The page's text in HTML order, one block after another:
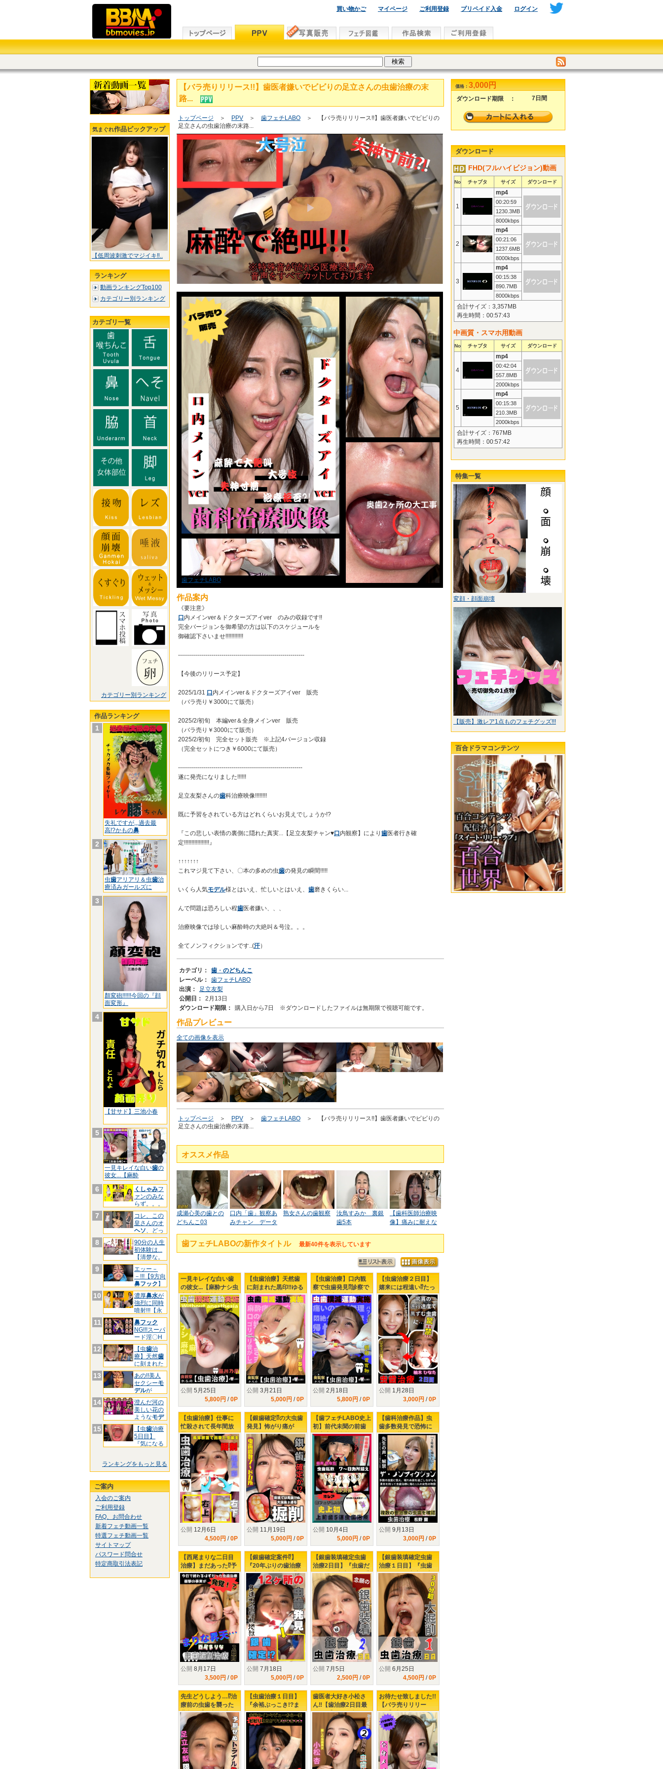
買い物かご マイページ ご利用登録 プリペイド入金 ログイン
気まぐれ作品ピックアップ
【低周波刺激でマジイキ‼..
ランキング
動画ランキングTop100
カテゴリー別ランキング
カテゴリ一覧
カテゴリー別ランキング
作品ランキング
1
失礼ですが,,,過去最
高!?かもの鼻
2
虫歯アリアリ＆虫歯治
療済みガールズに
3
顏変砲!!!!!!今回の『顔
面変形』
4
【甘サド】三池小春
5
一見キレイな白い歯の
彼女...【麻酔
6 くしゃみフ
ァンのみな
らず。。。
【三池
7
コレ、この
皇さんのオ
ヘソ、どっ
ちです
8
90分の人生
初体験は...
【清楚な。
9
エッー－
－!!!【9方向
鼻フック 】
マ
10 濃厚鼻水が
強烈に同時
噴射!!!【永
久
11
鼻フック
NG!!!スーパ
ード淫〇H
お
12 【虫歯治
療】天然歯
に刻まれた
黒印‼ゆ
13
あの!!美人
セクシーモ
デルが
&quo
14
澄んだ河の
美しい花の
ようなモデ
ル様!
15 【虫歯治療
5日目】
『気になる
ランキングをもっと見る
ご案内
入会のご案内
ご利用登録
FAQ、お問合わせ
新着フェチ動画一覧
特選フェチ動画一覧
サイトマップ
パスワード問合せ
特定商取引法表記
【バラ売りリリース!!】歯医者嫌いでビビりの足立さんの虫歯治療の末
路...
トップページ ＞ PPV ＞ 歯フェチLABO ＞ 【バラ売りリリース!!】歯医者嫌いでビビりの
足立さんの虫歯治療の末路...
Play
Video
歯フェチLABO
作品案内
《要注意》
口 内メインver＆ドクターズアイver のみの収録です!!
完全バージョンを御希望の方は以下のスケジュールを
御確認下さいませ!!!!!!!!!!!!
----------------------------------------------------------------
【今後のリリース予定】
2025/1/31 口 内メインver＆ドクターズアイver 販売
（バラ売り￥3000にて販売）
2025/2/初旬 本編ver＆全身メインver 販売
（バラ売り￥3000にて販売）
2025/2/初旬 完全セット販売 ※上記4バージョン収録
（完全セットにつき￥6000にて販売）
---------------------------------------------------------------
遂に発売になりました!!!!!!
足立友梨さんの歯科治療映像!!!!!!!!
既に予習をされている方はどれくらいお見えでしょうか!?
『この悲しい表情の裏側に隠れた真実...【足立友梨チャン♥口 内観察】により 歯医者行き確
定!!!!!!!!!!!!!!!!!』
↑↑↑↑↑↑↑
これマジ見て下さい、〇本の多めの虫歯の発見の瞬間!!!!!
いくら人気モデル様とはいえ、忙しいとはいえ、 歯磨きくらい...
んで問題は恐ろしい程歯医者嫌い、、、
治療映像では珍しい麻酔時の大絶叫＆号泣。。。
全てノンフィクションです..(汗）
カテゴリ： 歯 ・ のどちんこ
レーベル：
歯フェチLABO
出演：
足立友梨
公開日：
2月13日
ダウンロード期限：
購入日から7日 ※ダウンロードしたファイルは無期限で視聴可能です。
作品プレビュー
全ての画像を表示
トップページ ＞ PPV ＞ 歯フェチLABO ＞ 【バラ売りリリース!!】歯医者嫌いでビビりの
足立さんの虫歯治療の末路...
オススメ作品
成瀬心美の歯との
どちんこ03
口内「歯」観察あ
みチャン データ
熟女さんの歯観察
汝鳥すみか 裏銀
歯5本
【歯科医師治療映
像】痛みに耐えな
歯フェチLABOの新作タイトル 最新40件を表示しています
一見キレイな白い歯
の彼女...【麻酔ナシ虫
歯治療】藤川乃風ち
ゃん...引退前の覚悟?!
公開 5月25日
5,800円 /0P
【虫歯治療】天然歯
に刻まれた黒印‼ゆる
ふわましゅまろボデ
ィGAL鹿野あもちゃ
んの初虫歯治療
公開 3月21日
5,000円 /0P
【虫歯治療】口内観
察で虫歯発見⁉診察で
予想以上の虫歯の深
さに絶句！麻酔で失
神寸前‼
公開 2月18日
5,800円 /0P
【虫歯治療２日目】
嬉来には程遠い⁉たっ
た数か月で真っ黒に
進行した虫歯に奮闘
する関西GALひなた
♡
公開 1月28日
3,000円 /0P
【虫歯治療】仕事に
忙殺されて長年間放
置された口内…塩見
彩ちゃんの右上下に
タービン侵入‼
公開 12月6日
4,500円 /0P
【銀歯確定⁉の大虫歯
発見】怖がり痛が
り、りおちゃんの右
下３連掘削治療
公開 11月19日
5,000円 /0P
【歯フェチLABO史上
初】前代未聞の前歯
全虫歯‼5箇所50分ノ
ンストップ大掘削で
歯闘を繰り広げる
GALひなた
公開 10月4日
5,000円 /0P
【歯科治療作品】虫
歯多数発見で恐怖に
怯える蘭ちゃ
ん。。。決死の虫歯
治療‼これはまさに歴
史的に言うと〖松野
の乱〗だぁ!!!
公開 9月13日
3,000円 /0P
【西尾まりな二日目
治療】まだあった⁉予
定と違う箇所の掘削
虫歯を撃退せよ！
公開 8月17日
3,500円 /0P
【銀歯確定案件⁉】
『20年ぶりの歯治療
で大量の虫歯発見⁉』
左下3連掘削治療で
KO寸前の楓さん‼
公開 7月18日
5,000円 /0P
【銀歯装填確定虫歯
治療2日目】『虫歯だ
らけで口内大炎上‼重
症虫歯を大掘削！疲
労困憊 栗山さんの口
内救出大作戦』
公開 7月5日
2,500円 /0P
【銀歯装填確定虫歯
治療１日目】『虫歯
だらけで口内大炎上‼
重症虫歯を大掘削！
疲労困憊 栗山さんの
口内救出大作戦』
公開 6月25日
4,500円 /0P
先生どうしよう…⁉治
療前の虫歯を襲った
悲劇…【足立友梨の
虫歯治療2日目】
【虫歯治療１日目】
『余裕ぶっこき!?ま
りなちゃん♥３年ぶり
の歯医者で下される
タービンの制裁』
歯医者大好き小松さ
ん‼【歯治療2日目最
終日!?】トラブルに
もめげず麗しの口内
虫歯治療『右上奥歯2
箇所治療』
お待たせ致しました!!
【バラ売りリリー
ス!!】歯医者嫌いでビ
ビりの足立さんの虫
歯治療の末路...
価格： 3,000円
ダウンロード期限 ： 7日間
ダウンロード
FHD(フルハイビジョン)動画
No チャプタ サイズ ダウンロード
1
mp4
00:20:59
1230.3MB
8000kbps
2
mp4
00:21:06
1237.6MB
8000kbps
3
mp4
00:15:38
890.7MB
8000kbps
合計サイズ：3,357MB
再生時間：00:57:43
中画質・スマホ用動画
No チャプタ サイズ ダウンロード
4
mp4
00:42:04
557.8MB
2000kbps
5
mp4
00:15:38
210.3MB
2000kbps
合計サイズ：767MB
再生時間：00:57:42
特集一覧
変顔・顔面崩壊
【販売】激レア1点ものフェチグッズ!!!
百合ドラマコンテンツ